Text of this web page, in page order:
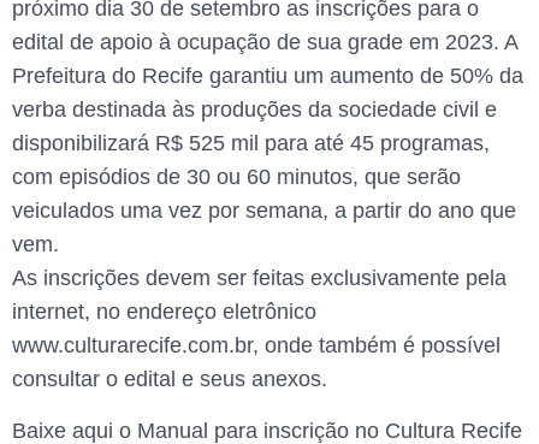
próximo dia 30 de setembro as inscrições para o
edital de apoio à ocupação de sua grade em 2023. A
Prefeitura do Recife garantiu um aumento de 50% da
verba destinada às produções da sociedade civil e
disponibilizará R$ 525 mil para até 45 programas,
com episódios de 30 ou 60 minutos, que serão
veiculados uma vez por semana, a partir do ano que
vem.
As inscrições devem ser feitas exclusivamente pela
internet, no endereço eletrônico
www.culturarecife.com.br, onde também é possível
consultar o edital e seus anexos.
Baixe aqui o Manual para inscrição no Cultura Recife